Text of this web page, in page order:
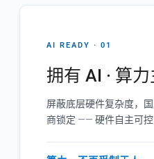
AI READY · 01
拥有 AI · 算
屏蔽底层硬件复杂度，
商锁定 —— 硬件自主可控